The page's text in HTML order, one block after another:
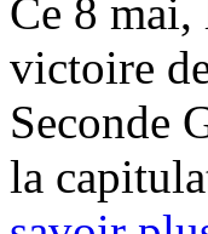
Ce 8 mai,
victoire
Seconde
la